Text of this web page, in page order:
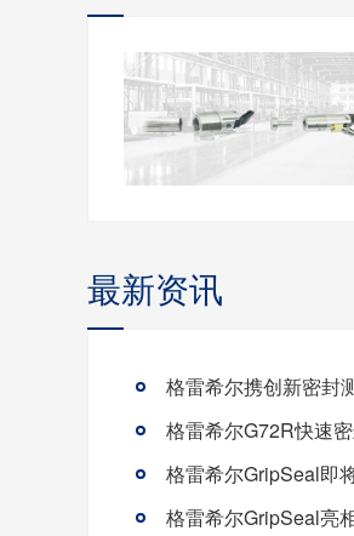
最新资讯